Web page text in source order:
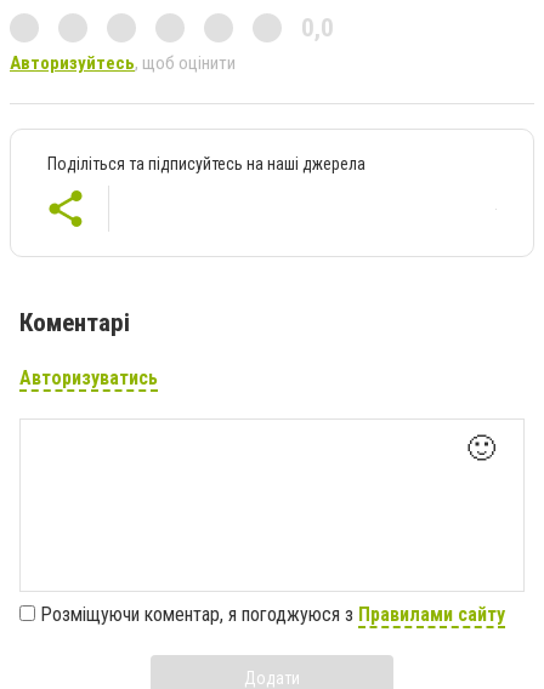
0,0
Авторизуйтесь, щоб оцінити
Поділіться та підписуйтесь на наші джерела
Коментарі
Авторизуватись
🙂
Розміщуючи коментар, я погоджуюся з Правилами сайту
Додати